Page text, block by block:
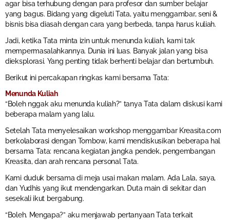
agar bisa terhubung dengan para profesor dan sumber belajar
yang bagus. Bidang yang digeluti Tata, yaitu menggambar, seni &
bisnis bisa diasah dengan cara yang berbeda, tanpa harus kuliah.
Jadi, ketika Tata minta izin untuk menunda kuliah, kami tak
mempermasalahkannya. Dunia ini luas. Banyak jalan yang bisa
dieksplorasi. Yang penting tidak berhenti belajar dan bertumbuh.
Berikut ini percakapan ringkas kami bersama Tata:
Menunda Kuliah
“Boleh nggak aku menunda kuliah?” tanya Tata dalam diskusi kami
beberapa malam yang lalu.
Setelah Tata menyelesaikan workshop menggambar Kreasita.com
berkolaborasi dengan Tombow, kami mendiskusikan beberapa hal
bersama Tata: rencana kegiatan jangka pendek, pengembangan
Kreasita, dan arah rencana personal Tata.
Kami duduk bersama di meja usai makan malam. Ada Lala, saya,
dan Yudhis yang ikut mendengarkan. Duta main di sekitar dan
sesekali ikut bergabung.
“Boleh. Mengapa?” aku menjawab pertanyaan Tata terkait